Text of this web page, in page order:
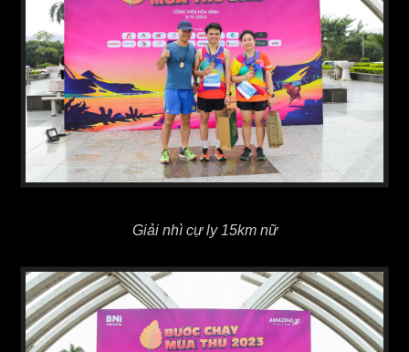
Giải nhì cự ly 15km nữ